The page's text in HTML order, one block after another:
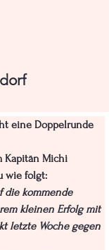
eine Doppelrunde
Kapitän Michi
wie folgt:
die kommende
kleinen Erfolg mit
letzte Woche gegen